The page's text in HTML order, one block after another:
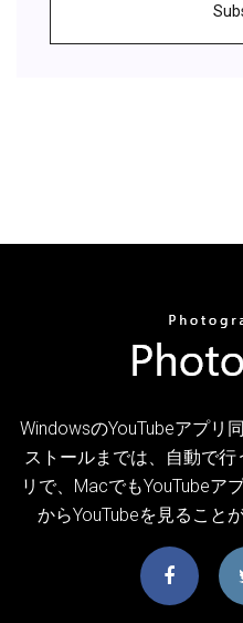
WindowsのYouTubeアプリ
ストールまでは、自動で
リで、MacでもYouTubeア
からYouTubeを見ること